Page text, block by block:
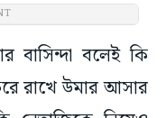
বাসিন্দা বলেই কি
রাখে উমার আসার